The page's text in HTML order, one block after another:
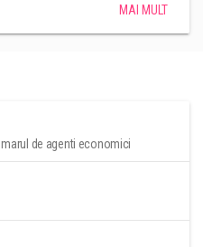
MAI MULT
de agenti economici